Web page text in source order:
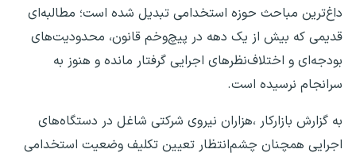
داغ‌ترین مباحث حوزه استخدامی تبدیل شده است؛ مطالبه‌ای
قدیمی که بیش از یک دهه در پیچ‌وخم قانون، محدودیت‌های
بودجه‌ای و اختلاف‌نظر‌های اجرایی گرفتار مانده و هنوز به
سرانجام نرسیده است.
به گزارش بازارکار ،هزاران نیروی شرکتی شاغل در دستگاه‌های
اجرایی همچنان چشم‌انتظار تعیین تکلیف وضعیت استخدامی